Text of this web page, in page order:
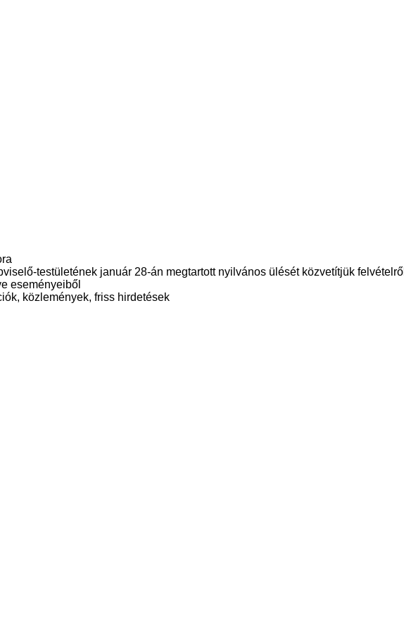
testületének január 28-án megtartott nyilvános ülését közvetítjük felvételről
eseményeiből
közlemények, friss hirdetések